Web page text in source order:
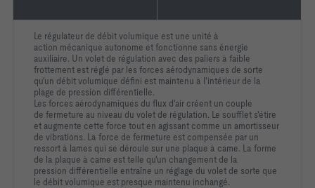
Le régulateur de débit volumique est une unité à
action mécanique autonome et fonctionne sans énergie
auxiliaire. Un volet de régulation avec des paliers à faible
frottement est réglé par les forces aérodynamiques de sorte
qu'un débit volumique défini est maintenu à l'intérieur de la
plage de pression différentielle.
Les forces aérodynamiques du flux d'air créent un couple
de fermeture au niveau du volet de régulation. Le soufflet s'étire
et augmente cette force tout en agissant comme un amortisseur
de vibrations. La force de fermeture est compensée par un
ressort à lames qui se déroule sur une plaque à came. La forme
de la plaque à came est telle qu'un changement de la
pression différentielle entraîne un réglage du volet de sorte que
le débit volumique est presque maintenu inchangé.